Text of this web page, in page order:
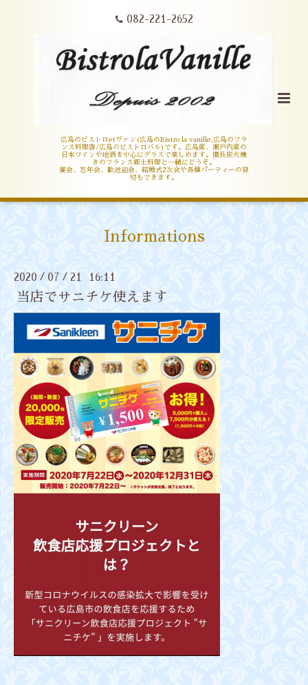
082-221-2652
広島のビストロetヴァン(広島のBistro la vanille,広島のフラ
ンス料理店/広島のビストロバル)です。広島産、瀬戸内産の
日本ワインや地酒を中心にグラスで楽しめます。備長炭火焼
きのフランス郷土料理と一緒にどうぞ。
宴会、忘年会、歓送迎会、結婚式2次会や各種パーティーの貸
切もできます。
Informations
2020 / 07 / 21 16:11
当店でサニチケ使えます